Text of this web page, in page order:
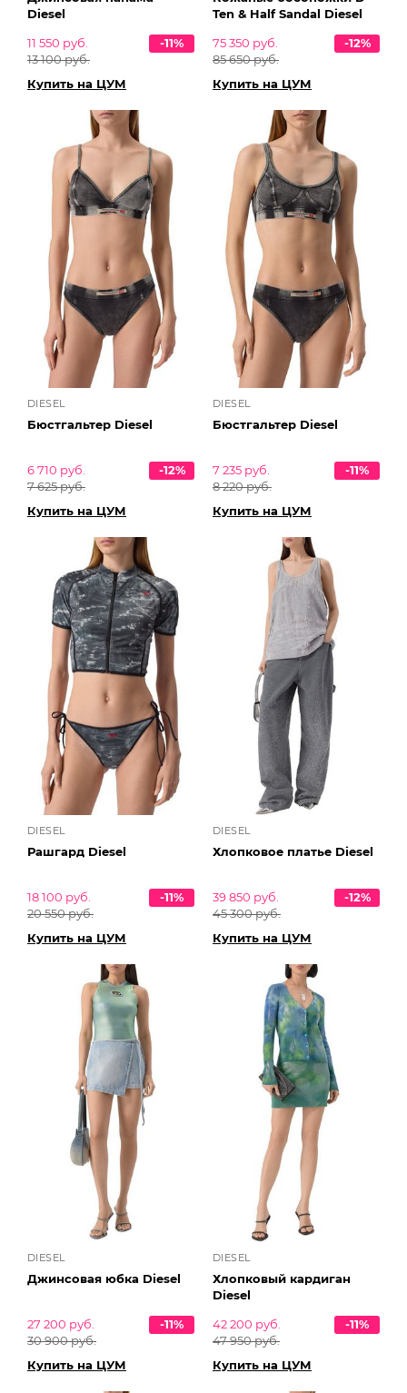
Diesel
11 550 руб.
13 100 руб.
-11%
Купить на ЦУМ
Ten & Half Sandal Diesel
75 350 руб.
85 650 руб.
-12%
Купить на ЦУМ
DIESEL
Бюстгальтер Diesel
6 710 руб.
7 625 руб.
-12%
Купить на ЦУМ
DIESEL
Бюстгальтер Diesel
7 235 руб.
8 220 руб.
-11%
Купить на ЦУМ
DIESEL
Рашгард Diesel
18 100 руб.
20 550 руб.
-11%
Купить на ЦУМ
DIESEL
Хлопковое платье Diesel
39 850 руб.
45 300 руб.
-12%
Купить на ЦУМ
DIESEL
Джинсовая юбка Diesel
27 200 руб.
30 900 руб.
-11%
Купить на ЦУМ
DIESEL
Хлопковый кардиган
Diesel
42 200 руб.
47 950 руб.
-11%
Купить на ЦУМ